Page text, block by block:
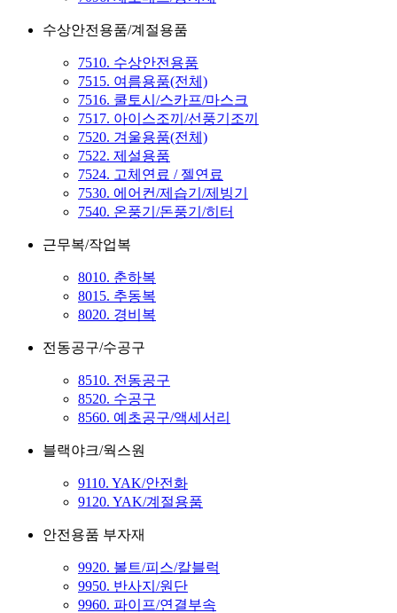
수상안전용품/계절용품
7510. 수상안전용품
7515. 여름용품(전체)
7516. 쿨토시/스카프/마스크
7517. 아이스조끼/선풍기조끼
7520. 겨울용품(전체)
7522. 제설용품
7524. 고체연료 / 젤연료
7530. 에어컨/제습기/제빙기
7540. 온풍기/돈풍기/히터
근무복/작업복
8010. 춘하복
8015. 추동복
8020. 경비복
전동공구/수공구
8510. 전동공구
8520. 수공구
8560. 예초공구/액세서리
블랙야크/웍스원
9110. YAK/안전화
9120. YAK/계절용품
안전용품 부자재
9920. 볼트/피스/칼블럭
9950. 반사지/원단
9960. 파이프/연결부속